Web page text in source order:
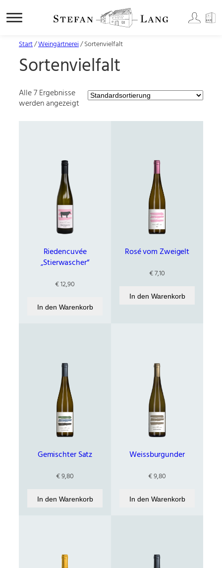
springen
Start/Weingärtnerei/ Sortenvielfalt
Sortenvielfalt
Alle 7 Ergebnisse
werden angezeigt
Riedencuvée
„Stierwascher“
€12,90
In den Warenkorb
Rosé vom Zweigelt
€7,10
In den Warenkorb
Gemischter Satz
€9,80
In den Warenkorb
Weissburgunder
€9,80
In den Warenkorb